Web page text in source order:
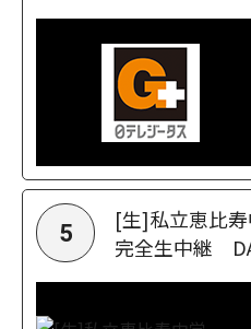
5
[生]私立恵比寿
完全生中継